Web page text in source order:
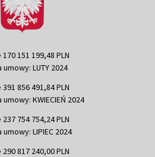
151 199,48 PLN
LUTY 2024
856 491,84 PLN
KWIECIEŃ 2024
754 754,24 PLN
LIPIEC 2024
817 240,00 PLN